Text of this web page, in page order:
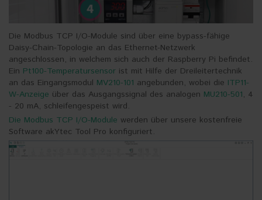
Die Modbus TCP I/O-Module sind über eine bypass-fähige
Daisy-Chain-Topologie an das Ethernet-Netzwerk
angeschlossen, in welchem sich auch der Raspberry Pi befindet.
Ein Pt100-Temperatursensor ist mit Hilfe der Dreileitertechnik
an das Eingangsmodul MV210-101 angebunden, wobei die ITP11-
W-Anzeige über das Ausgangssignal des analogen MU210-501, 4
- 20 mA, schleifengespeist wird.
Die Modbus TCP I/O-Module werden über unsere kostenfreie
Software akYtec Tool Pro konfiguriert.